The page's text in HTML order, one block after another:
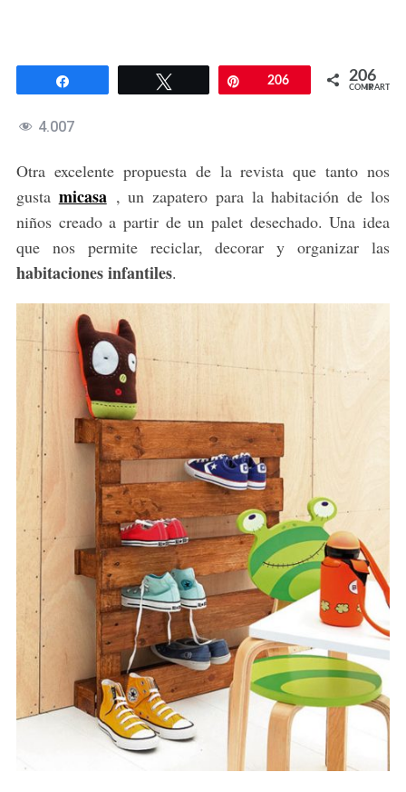
Twittear Pin206 206
COMPARTIR
4.007
Otra excelente propuesta de la revista que tanto nos
gusta micasa, un zapatero para la habitación de los
niños creado a partir de un palet desechado. Una idea
que nos permite reciclar, decorar y organizar las
habitaciones infantiles.